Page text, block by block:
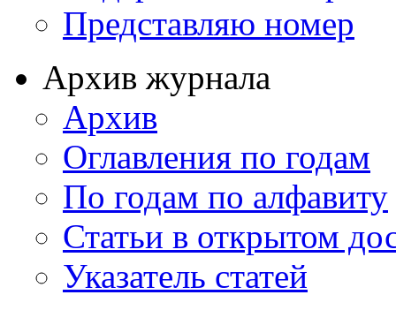
Представляю номер
Архив журнала
Архив
Оглавления по годам
По годам по алфавиту
Статьи в открытом
Указатель статей